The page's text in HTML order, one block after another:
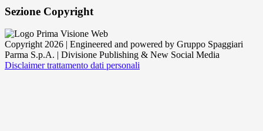
Sezione Copyright
Copyright 2026 | Engineered and powered by Gruppo Spaggiari
Parma S.p.A. | Divisione Publishing & New Social Media
Disclaimer trattamento dati personali